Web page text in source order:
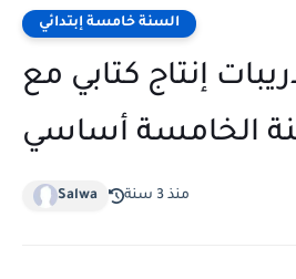
السنة خامسة إبتدائي
إنتاج كتابي مع
الخامسة أساسي
Salwa منذ 3 سنة